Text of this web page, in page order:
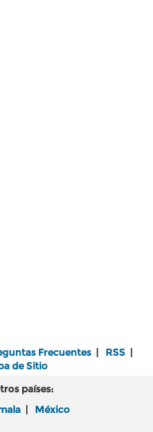
Frecuentes | RSS |
de Sitio
países:
| México